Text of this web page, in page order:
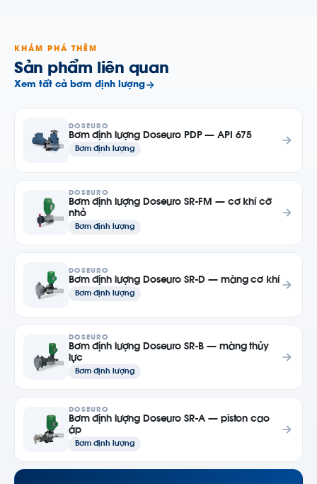
KHÁM PHÁ THÊM
Sản phẩm liên quan
Xem tất cả bơm định lượng
DOSEURO
Bơm định lượng Doseuro PDP — API 675
Bơm định lượng
DOSEURO
Bơm định lượng Doseuro SR-FM — cơ khí cỡ
nhỏ
Bơm định lượng
DOSEURO
Bơm định lượng Doseuro SR-D — màng cơ khí
Bơm định lượng
DOSEURO
Bơm định lượng Doseuro SR-B — màng thủy
lực
Bơm định lượng
DOSEURO
Bơm định lượng Doseuro SR-A — piston cao
áp
Bơm định lượng